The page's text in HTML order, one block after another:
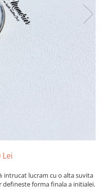
Lei
intrucat lucram cu o alta suvita
defineste forma finala a initialei.